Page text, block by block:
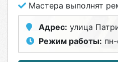
Мастера выполнят
Адрес: улица
Режим работы: